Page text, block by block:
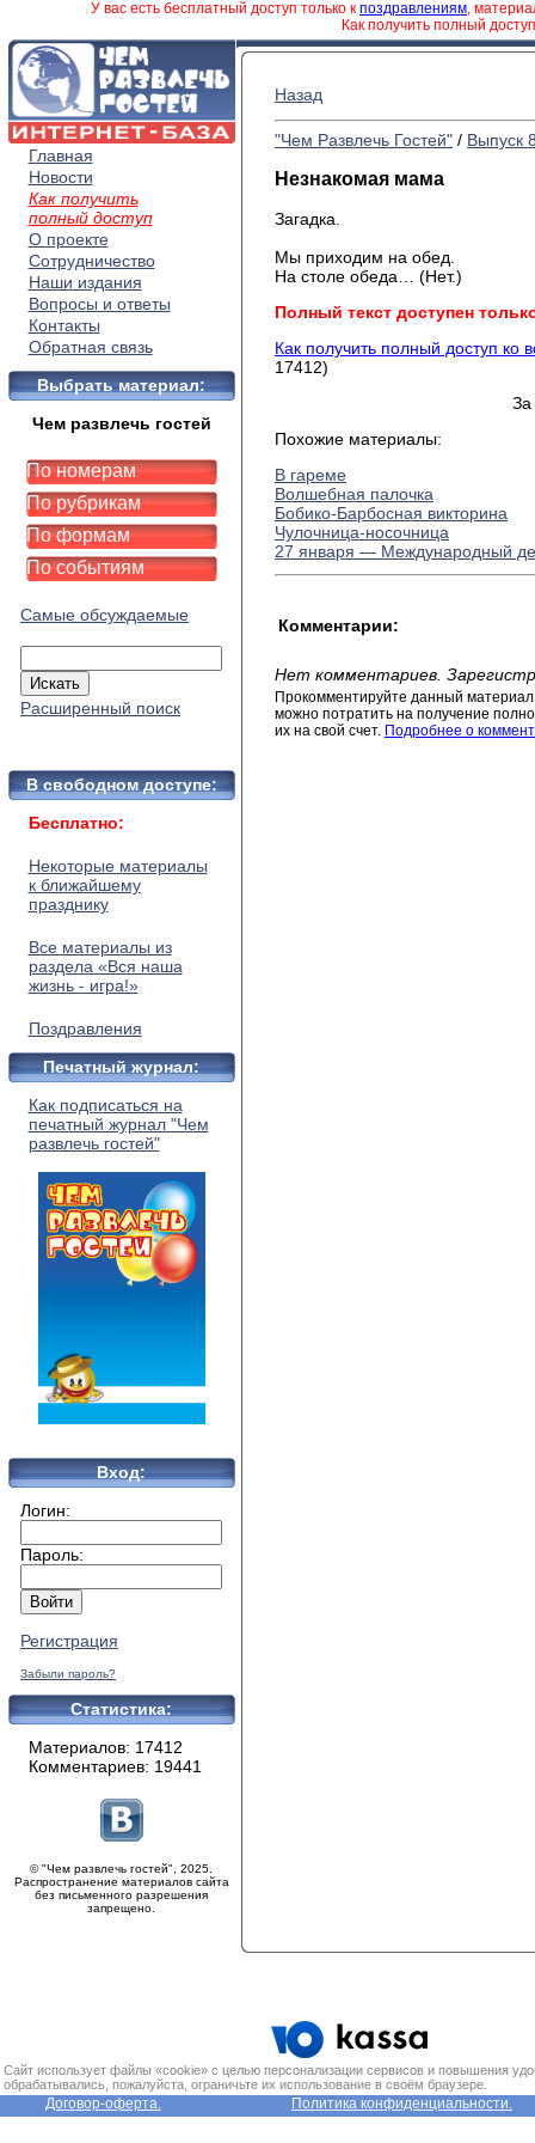
У вас есть бесплатный доступ только к поздравлениям,
Как получить полный
Главная
Новости
Как получить
полный доступ
О проекте
Сотрудничество
Наши издания
Вопросы и ответы
Контакты
Обратная связь
Выбрать материал:
Чем развлечь гостей
По номерам
По рубрикам
По формам
По событиям
Самые обсуждаемые
Расширенный поиск
В свободном доступе:
Бесплатно:
Некоторые материалы
к ближайшему
празднику
Все материалы из
раздела «Вся наша
жизнь - игра!»
Поздравления
Печатный журнал:
Как подписаться на
печатный журнал "Чем
развлечь гостей"
Вход:
Логин:
Пароль:
Регистрация
Забыли пароль?
Статистика:
Материалов: 17412
Комментариев: 19441
© "Чем развлечь гостей", 2025.
Распространение материалов сайта
без письменного разрешения
запрещено.
Назад
"Чем Развлечь Гостей" / Выпуск
Незнакомая мама
Загадка.
Мы приходим на обед.
На столе обеда… (Нет.)
Полный текст доступен
Как получить полный доступ ко
17412)
За
Похожие материалы:
В гареме
Волшебная палочка
Бобико-Барбосная викторина
Чулочница-носочница
27 января — Международный
Комментарии:
Нет комментариев.
Прокомментируйте данный
можно потратить на получение
их на свой счет. Подробнее о
Сайт использует файлы «cookie» с целью персонализации сервисов и повышения
обрабатывались, пожалуйста, ограничьте их использование в своём браузере.
Договор-оферта. Политика конфиденциальности.